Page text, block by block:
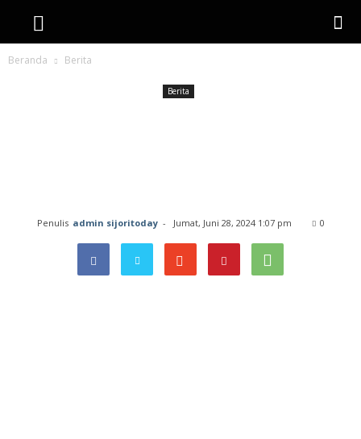
Beranda Berita
Berita
Penulis admin sijoritoday - Jumat, Juni 28, 2024 1:07 pm 0